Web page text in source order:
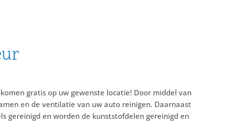
gratis op uw gewenste locatie! Door middel van
en de ventilatie van uw auto reinigen. Daarnaast
gereinigd en worden de kunststofdelen gereinigd en